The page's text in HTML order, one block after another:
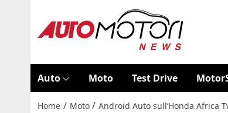
Auto Moto Test Drive
Home / Moto / Android Auto sull’Honda Africa